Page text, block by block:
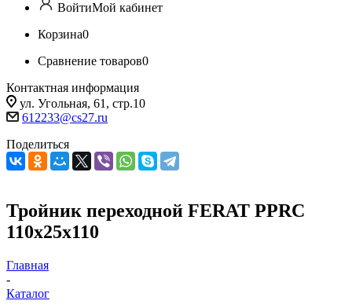
ВойтиМой кабинет
Корзина0
Сравнение товаров0
Контактная информация
ул. Угольная, 61, стр.10
612233@cs27.ru
Поделиться
Тройник переходной FERAT PPRC
110х25х110
Главная
-
Каталог